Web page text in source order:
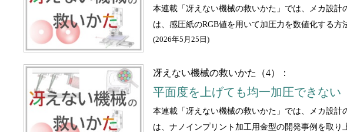
本連載「冴えない機械の救いかた」では、メカ設
は、感圧紙のRGB値を用いて加圧力を数値化する方
(2026年5月25日 )
冴えない機械の救いかた（4）：
平面度を上げても均一加圧できな
本連載「冴えない機械の救いかた」では、メカ設
は、ナノインプリント加工用金型の開発事例を取